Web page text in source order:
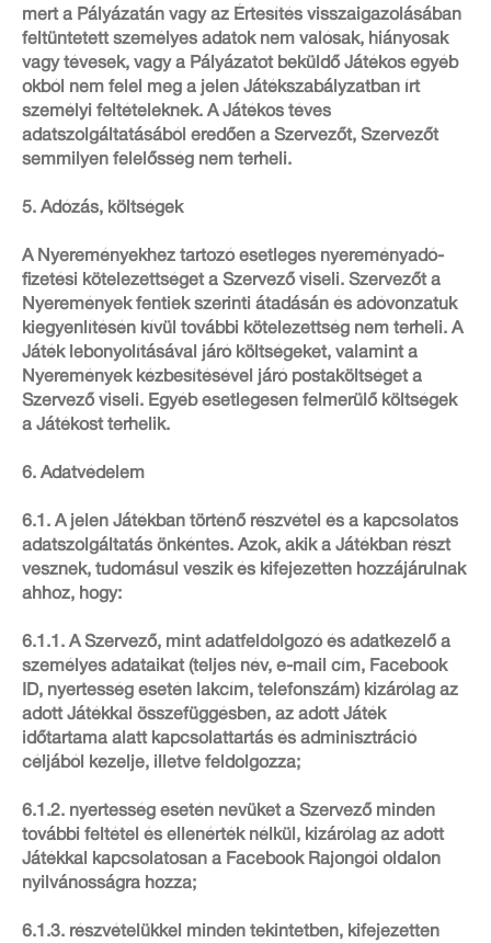
mert a Pályázatán vagy az Értesítés visszaigazolásában
feltüntetett személyes adatok nem valósak, hiányosak
vagy tévesek, vagy a Pályázatot beküldő Játékos egyéb
okból nem felel meg a jelen Játékszabályzatban írt
személyi feltételeknek. A Játékos téves
adatszolgáltatásából eredően a Szervezőt, Szervezőt
semmilyen felelősség nem terheli.
5. Adózás, költségek
A Nyereményekhez tartozó esetleges nyereményadó-
fizetési kötelezettséget a Szervező viseli. Szervezőt a
Nyeremények fentiek szerinti átadásán és adóvonzatuk
kiegyenlítésén kívül további kötelezettség nem terheli. A
Játék lebonyolításával járó költségeket, valamint a
Nyeremények kézbesítésével járó postaköltséget a
Szervező viseli. Egyéb esetlegesen felmerülő költségek
a Játékost terhelik.
6. Adatvédelem
6.1. A jelen Játékban történő részvétel és a kapcsolatos
adatszolgáltatás önkéntes. Azok, akik a Játékban részt
vesznek, tudomásul veszik és kifejezetten hozzájárulnak
ahhoz, hogy:
6.1.1. A Szervező, mint adatfeldolgozó és adatkezelő a
személyes adataikat (teljes név, e-mail cím, Facebook
ID, nyertesség esetén lakcím, telefonszám) kizárólag az
adott Játékkal összefüggésben, az adott Játék
időtartama alatt kapcsolattartás és adminisztráció
céljából kezelje, illetve feldolgozza;
6.1.2. nyertesség esetén nevüket a Szervező minden
további feltétel és ellenérték nélkül, kizárólag az adott
Játékkal kapcsolatosan a Facebook Rajongói oldalon
nyilvánosságra hozza;
6.1.3. részvételükkel minden tekintetben, kifejezetten